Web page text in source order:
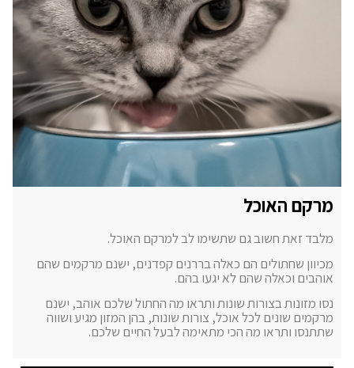
מרקם האוכל
מלבד זאת חשוב גם שתשימו לב למרקם האוכל.
מכיוון שחתולים הם כאלה בררנים קפדנים, ישנם מרקמים שהם
אוהבים וכאלה שהם לא יגעו בהם.
נסו מזונות בצורות שונות ותראו מה החתול שלכם אוהב, ישנם
מרקמים שונים לכל אוכל, צורות שונות, בהן המזון מגיע ושווה
שתתנסו ותראו מה הכי מתאימה לבעל החיים שלכם.